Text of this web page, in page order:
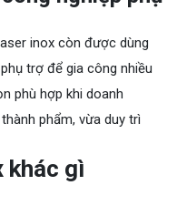
inox còn được dùng
trợ để gia công nhiều
phù hợp khi doanh
phẩm, vừa duy trì
khác gì